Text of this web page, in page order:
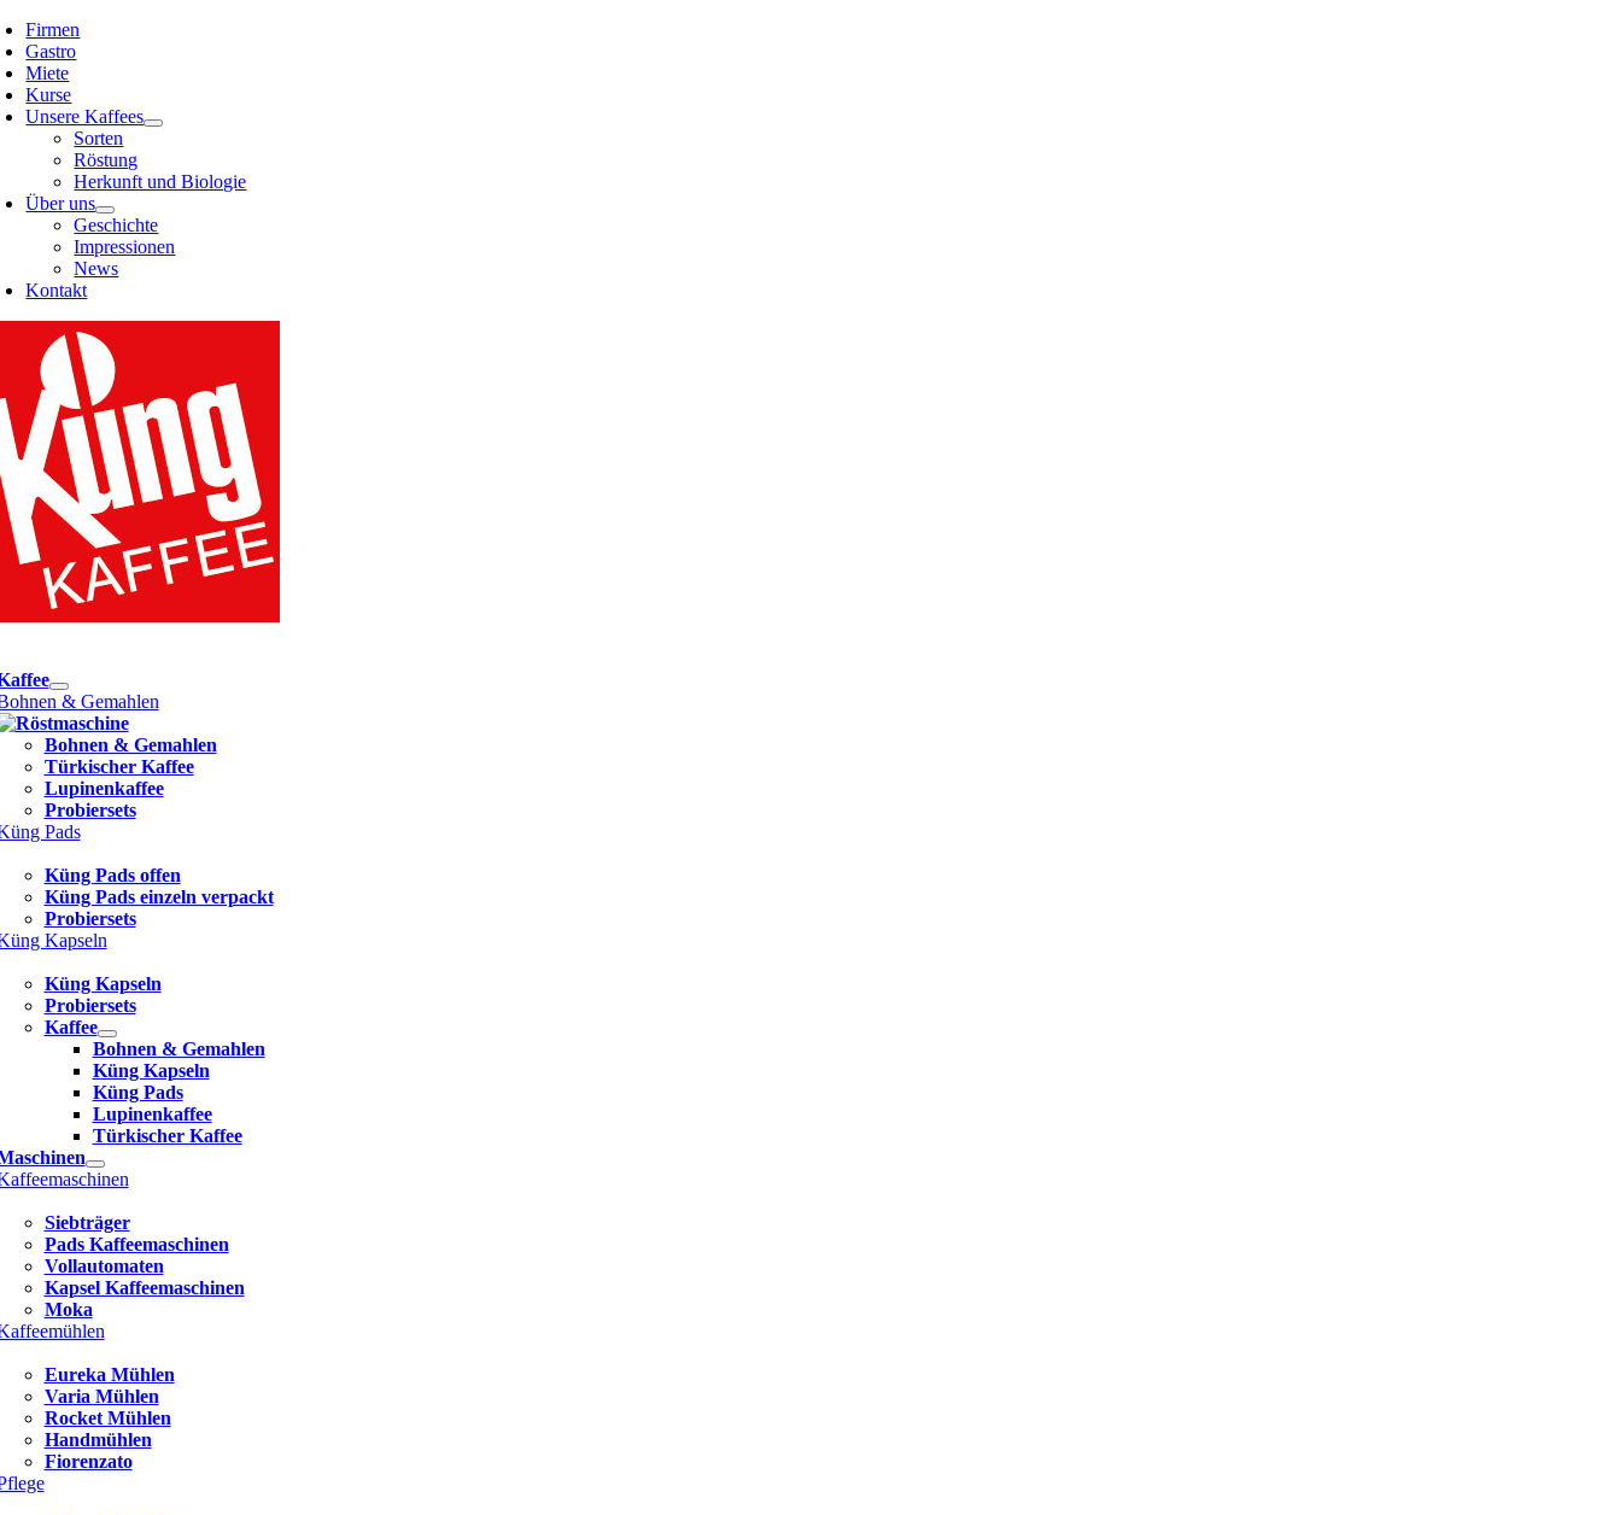
Skip
to
content
Firmen
Gastro
Miete
Kurse
Unsere Kaffees
Sorten
Röstung
Herkunft und Biologie
Über uns
Geschichte
Impressionen
News
Kontakt
& Gemahlen
Bohnen & Gemahlen
Türkischer Kaffee
Lupinenkaffee
Probiersets
Pads
Küng Pads offen
Küng Pads einzeln verpackt
Probiersets
Kapseln
Küng Kapseln
Probiersets
Kaffee
Bohnen & Gemahlen
Küng Kapseln
Küng Pads
Lupinenkaffee
Türkischer Kaffee
Siebträger
Pads Kaffeemaschinen
Vollautomaten
Kapsel Kaffeemaschinen
Moka
Eureka Mühlen
Varia Mühlen
Rocket Mühlen
Handmühlen
Fiorenzato